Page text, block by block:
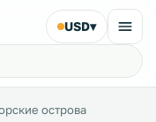
USD▾
острова